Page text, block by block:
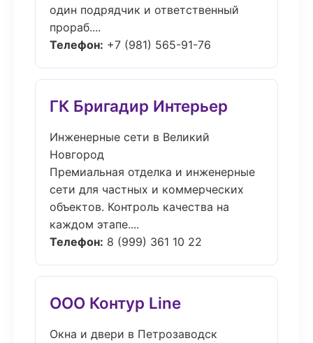
один подрядчик и ответственный
прораб....
Телефон: +7 (981) 565-91-76
ГК Бригадир Интерьер
Инженерные сети в Великий
Новгород
Премиальная отделка и инженерные
сети для частных и коммерческих
объектов. Контроль качества на
каждом этапе....
Телефон: 8 (999) 361 10 22
ООО Контур Line
Окна и двери в Петрозаводск